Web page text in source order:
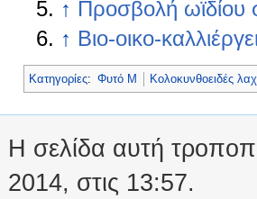
↑ Προσβολή ωϊδίου
↑ Βιο-οικο-
Κατηγορίες: Φυτό Μ Κολοκυνθοειδές
Η σελίδα αυτή
2014, στις 13:57.